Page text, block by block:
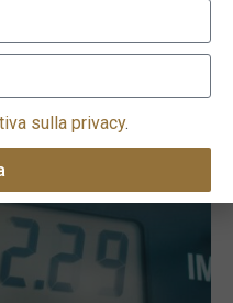
sulla privacy.